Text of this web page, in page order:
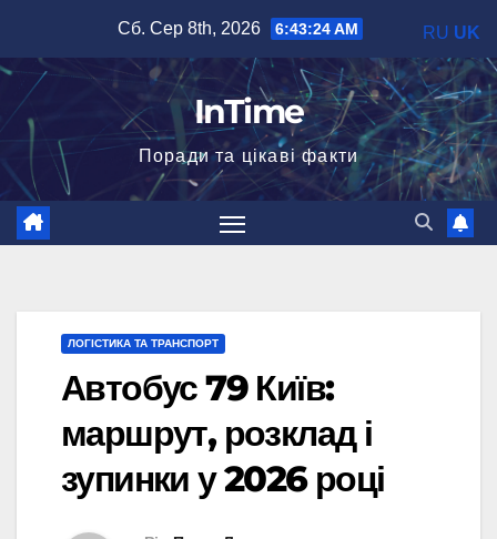
вмісту
Сб. Сер 8th, 2026 6:43:26 AM
InTime
Поради та цікаві факти
ЛОГІСТИКА ТА ТРАНСПОРТ
Автобус 79 Київ:
маршрут, розклад і
зупинки у 2026 році
RU UK